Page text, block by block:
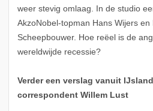
weer stevig omlaag. In de studio
AkzoNobel-topman Hans Wijers en
Scheepbouwer. Hoe reëel is de
wereldwijde recessie?
Verder een verslag vanuit
correspondent Willem Lust